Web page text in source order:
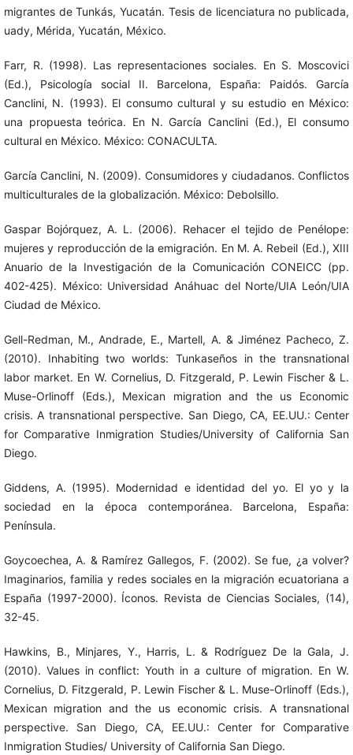
migrantes de Tunkás, Yucatán. Tesis de licenciatura no publicada,
uady, Mérida, Yucatán, México.
Farr, R. (1998). Las representaciones sociales. En S. Moscovici
(Ed.), Psicología social II. Barcelona, España: Paidós. García
Canclini, N. (1993). El consumo cultural y su estudio en México:
una propuesta teórica. En N. García Canclini (Ed.), El consumo
cultural en México. México: CONACULTA.
García Canclini, N. (2009). Consumidores y ciudadanos. Conflictos
multiculturales de la globalización. México: Debolsillo.
Gaspar Bojórquez, A. L. (2006). Rehacer el tejido de Penélope:
mujeres y reproducción de la emigración. En M. A. Rebeil (Ed.), XIII
Anuario de la Investigación de la Comunicación CONEICC (pp.
402-425). México: Universidad Anáhuac del Norte/UIA León/UIA
Ciudad de México.
Gell-Redman, M., Andrade, E., Martell, A. & Jiménez Pacheco, Z.
(2010). Inhabiting two worlds: Tunkaseños in the transnational
labor market. En W. Cornelius, D. Fitzgerald, P. Lewin Fischer & L.
Muse-Orlinoff (Eds.), Mexican migration and the us Economic
crisis. A transnational perspective. San Diego, CA, EE.UU.: Center
for Comparative Inmigration Studies/University of California San
Diego.
Giddens, A. (1995). Modernidad e identidad del yo. El yo y la
sociedad en la época contemporánea. Barcelona, España:
Península.
Goycoechea, A. & Ramírez Gallegos, F. (2002). Se fue, ¿a volver?
Imaginarios, familia y redes sociales en la migración ecuatoriana a
España (1997-2000). Íconos. Revista de Ciencias Sociales, (14),
32-45.
Hawkins, B., Minjares, Y., Harris, L. & Rodríguez De la Gala, J.
(2010). Values in conflict: Youth in a culture of migration. En W.
Cornelius, D. Fitzgerald, P. Lewin Fischer & L. Muse-Orlinoff (Eds.),
Mexican migration and the us economic crisis. A transnational
perspective. San Diego, CA, EE.UU.: Center for Comparative
Inmigration Studies/ University of California San Diego.